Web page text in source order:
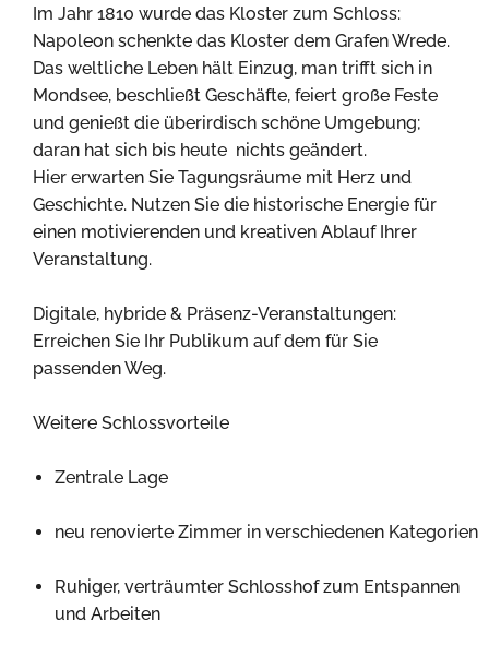
Im Jahr 1810 wurde das Kloster zum Schloss:
Napoleon schenkte das Kloster dem Grafen Wrede.
Das weltliche Leben hält Einzug, man trifft sich in
Mondsee, beschließt Geschäfte, feiert große Feste
und genießt die überirdisch schöne Umgebung;
daran hat sich bis heute nichts geändert.
Hier erwarten Sie Tagungsräume mit Herz und
Geschichte. Nutzen Sie die historische Energie für
einen motivierenden und kreativen Ablauf Ihrer
Veranstaltung.
Digitale, hybride & Präsenz-Veranstaltungen:
Erreichen Sie Ihr Publikum auf dem für Sie
passenden Weg.
Weitere Schlossvorteile
Zentrale Lage
neu renovierte Zimmer in verschiedenen Kategorien
Ruhiger, verträumter Schlosshof zum Entspannen
und Arbeiten